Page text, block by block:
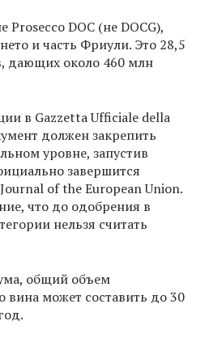
Prosecco DOC (не DOCG),
и часть Фриули. Это 28,5
дающих около 460 млн
в Gazzetta Ufficiale della
должен закрепить
уровне, запустив
завершится
of the European Union.
что до одобрения в
нельзя считать
общий объем
вина может составить до 30